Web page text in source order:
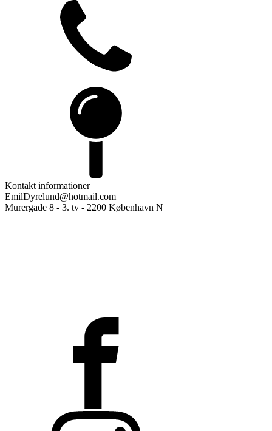
Kontakt informationer
EmilDyrelund@hotmail.com
Murergade 8 - 3. tv - 2200 København N